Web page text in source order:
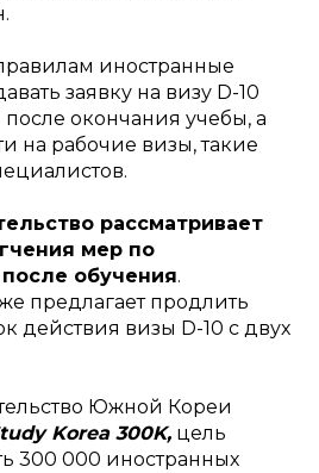
иностранные
заявку на визу D-10
окончания учебы, а
на рабочие визы, такие
рассматривает
мер по
обучения.
предлагает продлить
действия визы D-10 с двух
Южной Кореи
Korea 300K, цель
300 000 иностранных